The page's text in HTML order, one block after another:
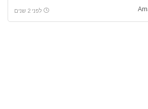
לפני 2 שנים